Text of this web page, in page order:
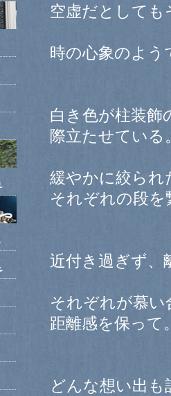
空虚だとして
時の心象のよう
白き色が柱装飾
際立たせている
緩やかに絞られ
それぞれの段
近付き過ぎず
それぞれが慕い
距離感を保って
どんな想い出も